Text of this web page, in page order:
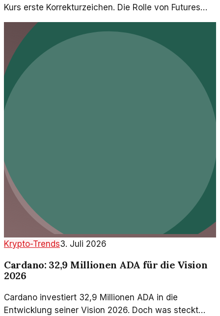
Kurs erste Korrekturzeichen. Die Rolle von Futures
und ihre Auswirkungen auf den Markt werden kritisch
hinterfragt.
Krypto-Trends3. Juli 2026
Cardano: 32,9 Millionen ADA für die Vision
2026
Cardano investiert 32,9 Millionen ADA in die
Entwicklung seiner Vision 2026. Doch was steckt